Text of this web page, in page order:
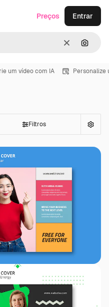
Limpar
Preços Entrar
um vídeo com IA Personalize
Filtros